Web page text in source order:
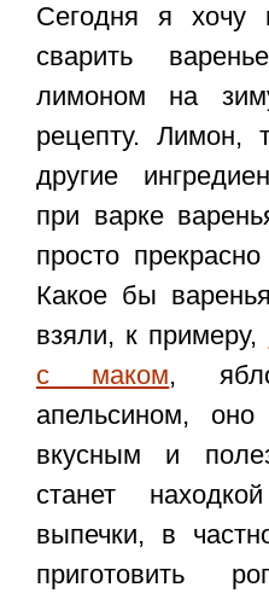
Сегодня я хочу
сварить
лимоном на
рецепту. Лимон,
другие
при варке
просто
Какое бы
взяли, к примеру,
с маком,
апельсином, оно
вкусным и
станет
выпечки, в
приготовить